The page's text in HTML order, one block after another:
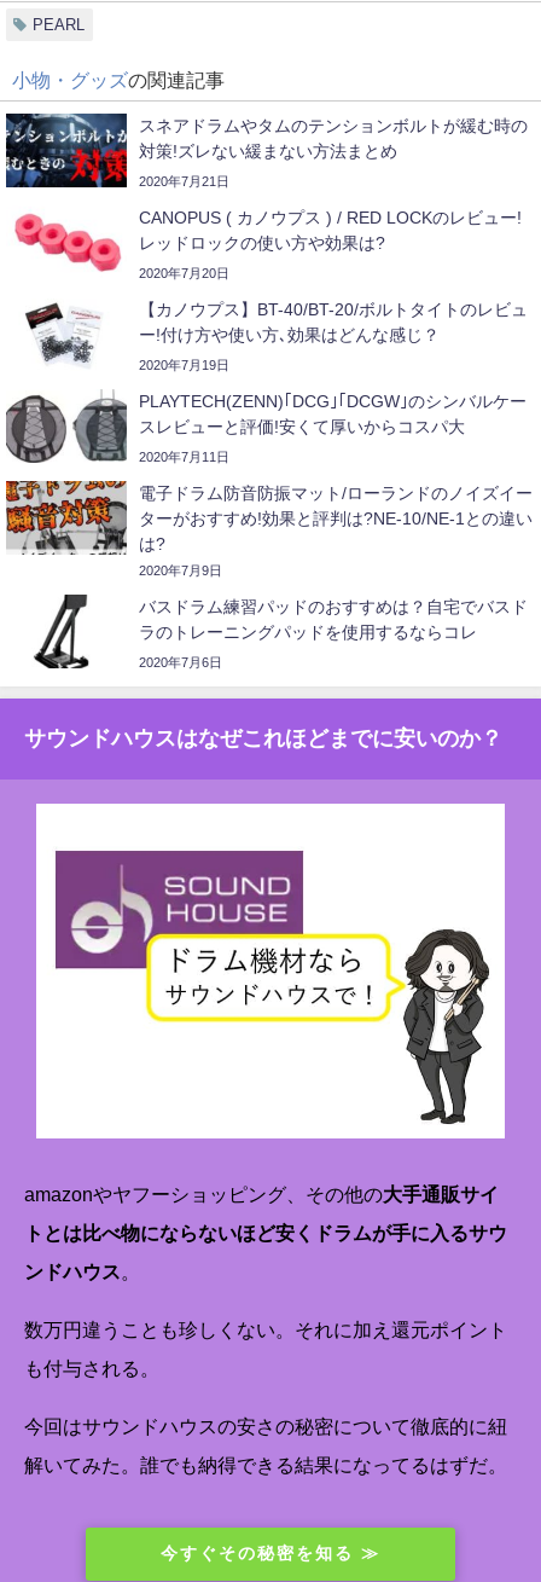
PEARL
小物・グッズの関連記事
スネアドラムやタムのテンションボルトが緩む時の
対策!ズレない緩まない方法まとめ
2020年7月21日
CANOPUS ( カノウプス ) / RED LOCKのレビュー!
レッドロックの使い方や効果は?
2020年7月20日
【カノウプス】BT-40/BT-20/ボルトタイトのレビュ
ー!付け方や使い方､効果はどんな感じ？
2020年7月19日
PLAYTECH(ZENN)｢DCG｣｢DCGW｣のシンバルケー
スレビューと評価!安くて厚いからコスパ大
2020年7月11日
電子ドラム防音防振マット/ローランドのノイズイー
ターがおすすめ!効果と評判は?NE-10/NE-1との違い
は?
2020年7月9日
バスドラム練習パッドのおすすめは？自宅でバスド
ラのトレーニングパッドを使用するならコレ
2020年7月6日
サウンドハウスはなぜこれほどまでに安いのか？
amazonやヤフーショッピング、その他の大手通販サイ
トとは比べ物にならないほど安くドラムが手に入るサウ
ンドハウス
数万円違うことも珍しくない。それに加え還元ポイント
も付与される。
今回はサウンドハウスの安さの秘密について徹底的に紐
解いてみた。誰でも納得できる結果になってるはずだ。
今すぐその秘密を知る ≫